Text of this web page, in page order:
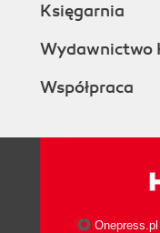
Księgarnia
Wydawnictwo
Współpraca
Onepress.pl